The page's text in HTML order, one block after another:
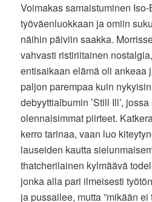
Voimakas samaistuminen
työväenluokkaan ja omiin
näihin päiviin saakka.
vahvasti ristiriitainen
entisaikaan elämä oli ankeaa
paljon parempaa kuin
debyyttialbumin ’Still Ill’,
olennaisimmat piirteet.
kerro tarinaa, vaan luo
lauseiden kautta
thatcherilainen kylmäävä
jonka alla pari ilmeisesti
ja pussailee, mutta ”mikään